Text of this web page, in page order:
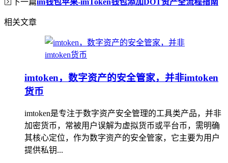
相关文章
imtoken，数字资产的安全管家，并非imtoken
货币
imtoken是专注于数字资产安全管理的工具类产品，并非
加密货币，常被用户误解为虚拟货币或平台币，需明确
其核心定位，作为数字资产的安全管家，它主要为用户
提供私钥...